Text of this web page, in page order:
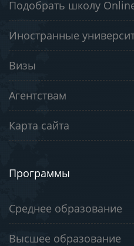
Подобрать школу
Иностранные
Визы
Агентствам
Карта сайта
Программы
Среднее образование
Высшее образование